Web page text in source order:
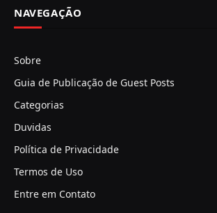
NAVEGAÇÃO
Sobre
Guia de Publicação de Guest Posts
Categorias
Duvidas
Política de Privacidade
Termos de Uso
Entre em Contato